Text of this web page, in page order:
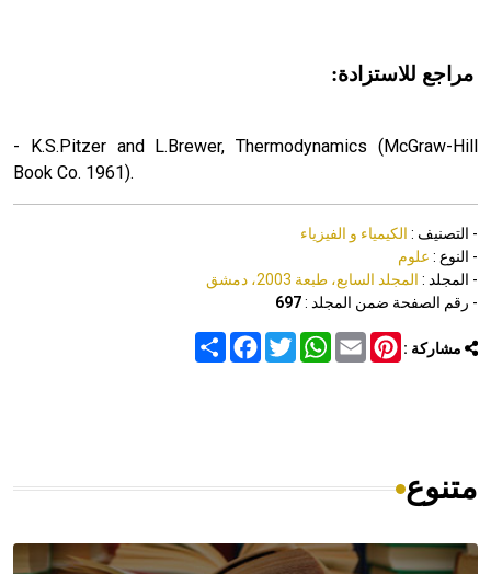
مراجع للاستزادة:
- K.S.Pitzer and L.Brewer, Thermodynamics (McGraw-Hill
Book Co. 1961).
- التصنيف : الكيمياء و الفيزياء
- النوع : علوم
- المجلد : المجلد السابع، طبعة 2003، دمشق
- رقم الصفحة ضمن المجلد :697
مشاركة : Share
FacebookTwitter
WhatsAppEmail
Pinterest
متنوع